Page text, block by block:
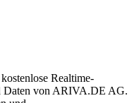
Realtime-
Daten von ARIVA.DE AG.